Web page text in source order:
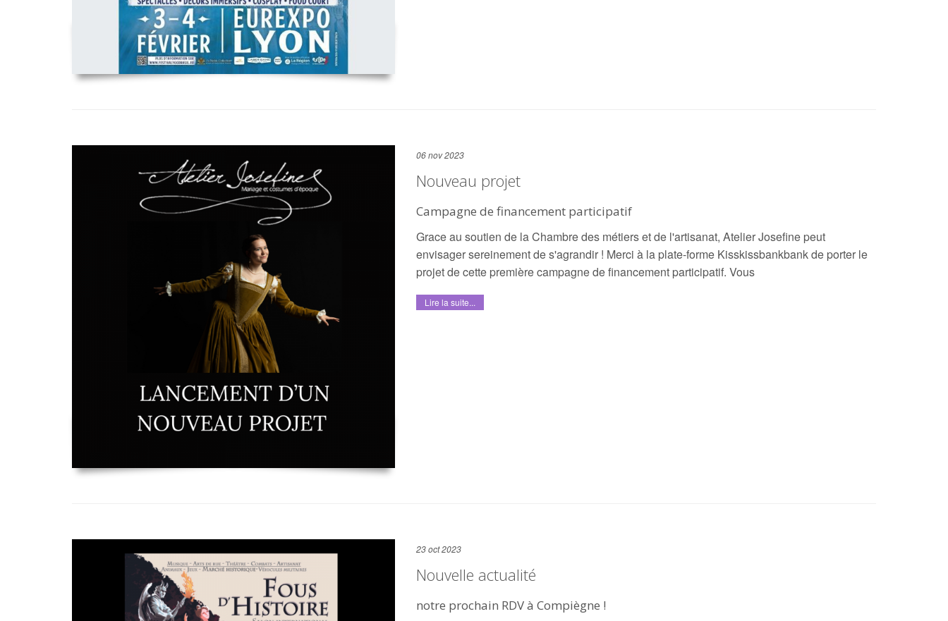
06 nov 2023
Nouveau projet
Campagne de financement participatif
Grace au soutien de la Chambre des métiers et de l'artisanat, Atelier Josefine peut
envisager sereinement de s'agrandir ! Merci à la plate-forme Kisskissbankbank de porter le
projet de cette première campagne de financement participatif. Vous
Lire la suite...
23 oct 2023
Nouvelle actualité
notre prochain RDV à Compiègne !